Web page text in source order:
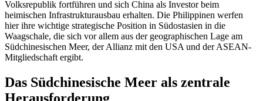
Volksrepublik fort­führen und sich China als Investor beim
heimischen Infrastrukturausbau erhalten. Die Philippinen werfen
hier ihre wichtige strategische Position in Südostasien in die
Waagschale, die sich vor allem aus der geographischen Lage am
Südchinesischen Meer, der Allianz mit den USA und der ASEAN-
Mitgliedschaft ergibt.
Das Südchinesische Meer als zentrale
Herausforderung